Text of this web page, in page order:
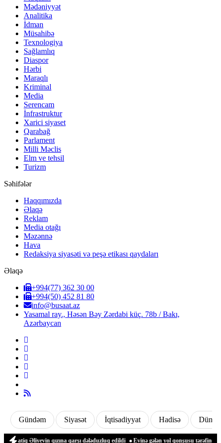
Mədəniyyət
Analitika
İdman
Müsahibə
Texnologiya
Sağlamlıq
Diaspor
Hərbi
Maraqlı
Kriminal
Media
Serencam
İnfrastruktur
Xarici siyaset
Qarabağ
Parlament
Milli Məclis
Elm ve tehsil
Turizm
Səhifələr
Haqqımızda
Əlaqə
Reklam
Media otağı
Məzənnə
Hava
Redaksiya siyasəti və peşə etikası qaydaları
Əlaqə
+994(77) 362 30 00
+994(50) 452 81 80
info@busaat.az
Yasamal ray., Həsən Bəy Zərdabi küç. 78b / Bakı,
Azərbaycan
Gündəm Siyasət İqtisadiyyat Hadisə Dünya
Əliyevin qızına qarşı dələduzluq edildi Evinə gələn yol qonşusu tərəfindən zəbt